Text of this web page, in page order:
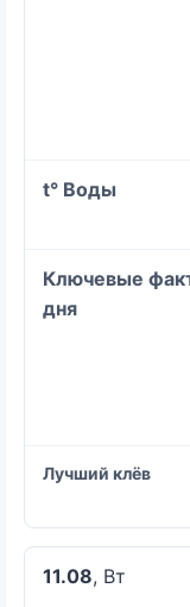
11.08, Вт